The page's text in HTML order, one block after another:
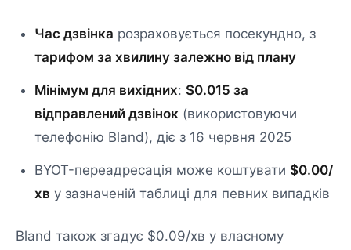
Час дзвінка розраховується посекундно, з
тарифом за хвилину залежно від плану
Мінімум для вихідних: $0.015 за
відправлений дзвінок (використовуючи
телефонію Bland), діє з 16 червня 2025
BYOT-переадресація може коштувати $0.00/
хв у зазначеній таблиці для певних випадків
Bland також згадує $0.09/хв у власному